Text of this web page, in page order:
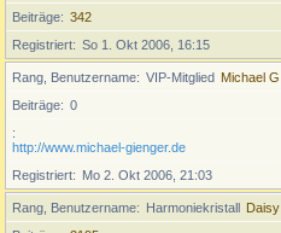
Beiträge
342
Registriert
So 1. Okt 2006, 16:15
Rang, Benutzername VIP-Mitglied Michael G.
Beiträge
0
http://www.michael-gienger.de
Registriert
Mo 2. Okt 2006, 21:03
Rang, Benutzername Harmoniekristall Daisy